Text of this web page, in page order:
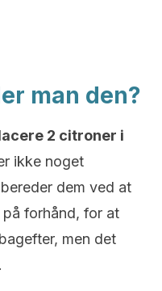
man den?
2 citroner i
ikke noget
dem ved at
forhånd, for at
men det